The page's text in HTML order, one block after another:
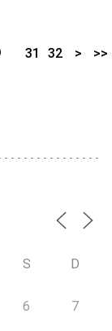
31 32 > >>
S D
6 7